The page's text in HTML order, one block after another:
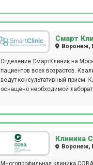
Смарт
Воронеж,
Отделение СмартКлиник на
пациентов всех возрастов.
ведут консультативный прием.
оснащено необходимой
ультразвуковая диагностика,
круглосуточный травмпункт и
Клиника
Воронеж,
Многопрофильная клиника